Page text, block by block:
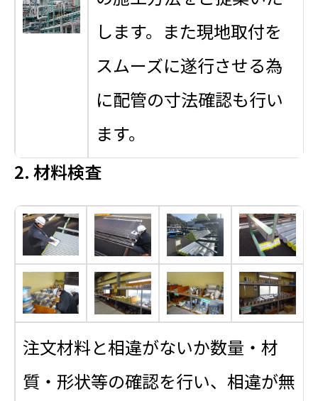
します。また現地取付を
スムーズに遂行させる為
に配管の寸法確認も行い
ます。
2. 材料検査
注文材料と相違がないか数量・材
質・形状等の確認を行い、相違が無